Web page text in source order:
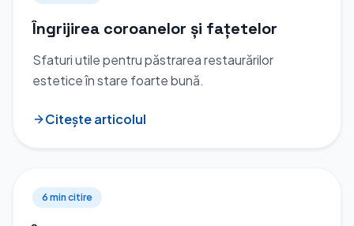
Îngrijirea coroanelor și fațetelor
Sfaturi utile pentru păstrarea restaurărilor
estetice în stare foarte bună.
Citește articolul
6 min citire